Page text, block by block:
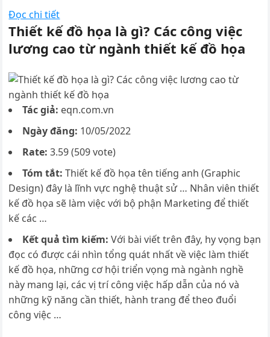
Đọc chi tiết
Thiết kế đồ họa là gì? Các công việc
lương cao từ ngành thiết kế đồ họa
Tác giả: eqn.com.vn
Ngày đăng: 10/05/2022
Rate: 3.59 (509 vote)
Tóm tắt: Thiết kế đồ họa tên tiếng anh (Graphic
Design) đây là lĩnh vực nghệ thuật sử … Nhân viên thiết
kế đồ họa sẽ làm việc với bộ phận Marketing để thiết
kế các …
Kết quả tìm kiếm: Với bài viết trên đây, hy vọng bạn
đọc có được cái nhìn tổng quát nhất về việc làm thiết
kế đồ họa, những cơ hội triển vọng mà ngành nghề
này mang lại, các vị trí công việc hấp dẫn của nó và
những kỹ năng cần thiết, hành trang để theo đuổi
công việc …